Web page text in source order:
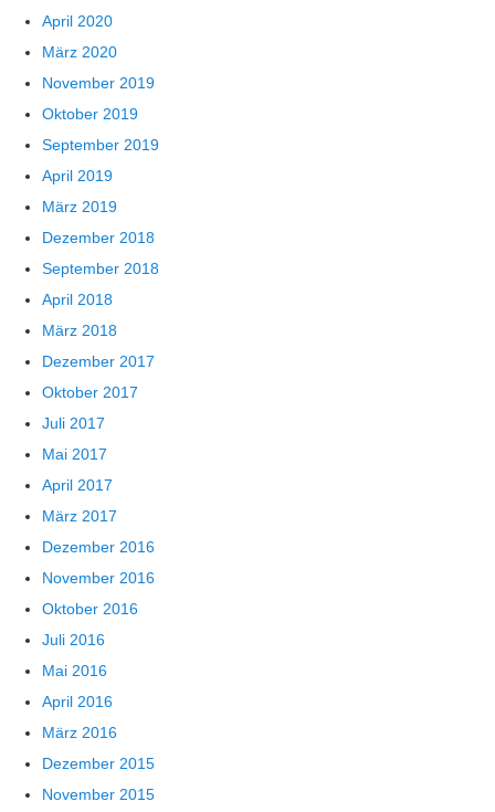
April 2020
März 2020
November 2019
Oktober 2019
September 2019
April 2019
März 2019
Dezember 2018
September 2018
April 2018
März 2018
Dezember 2017
Oktober 2017
Juli 2017
Mai 2017
April 2017
März 2017
Dezember 2016
November 2016
Oktober 2016
Juli 2016
Mai 2016
April 2016
März 2016
Dezember 2015
November 2015